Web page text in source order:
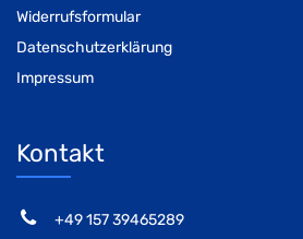
Widerrufsformular
Datenschutzerklärung
Impressum
Kontakt
‭+49 157 39465289‬